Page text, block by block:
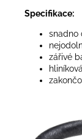
Specifikace:
snadno
zářivé